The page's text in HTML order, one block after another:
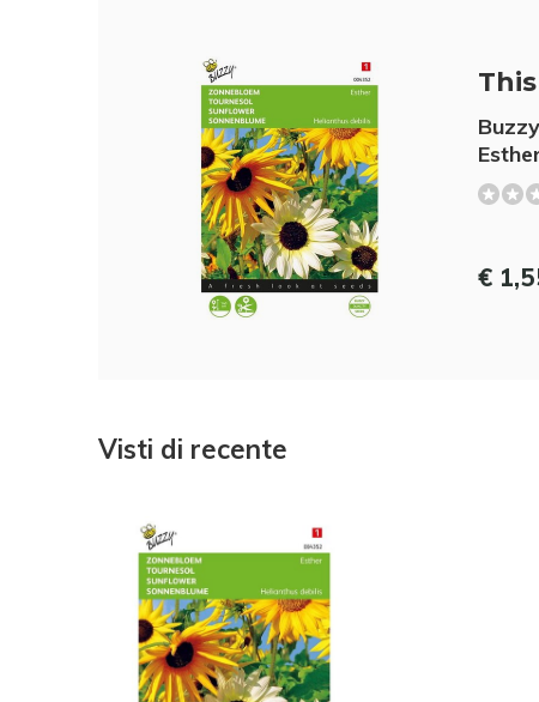
€
Visti di recente